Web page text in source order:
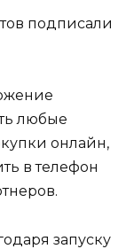
подписали
любые
онлайн,
в телефон
запуску